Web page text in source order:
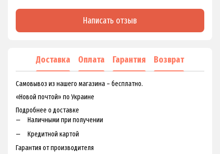
Написать отзыв
Доставка Оплата Гарантия Возврат
Самовывоз из нашего магазина – бесплатно.
«Новой почтой» по Украине
Подробнее о доставке
Наличными при получении
Кредитной картой
Гарантия от производителя